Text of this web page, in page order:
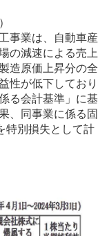
事業は、自動車産
の減速による売上
造原価上昇分の全
性が低下しており
る会計基準」に基
、同事業に係る固
特別損失として計